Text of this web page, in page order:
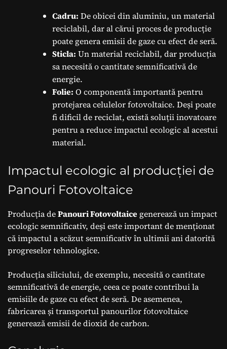
Cadru: De obicei din aluminiu, un material
reciclabil, dar al cărui proces de producție
poate genera emisii de gaze cu efect de seră.
Sticla: Un material reciclabil, dar producția
sa necesită o cantitate semnificativă de
energie.
Folie: O componentă importantă pentru
protejarea celulelor fotovoltaice. Deși poate
fi dificil de reciclat, există soluții inovatoare
pentru a reduce impactul ecologic al acestui
material.
Impactul ecologic al producției de
Panouri Fotovoltaice
Producția dePanouri Fotovoltaice generează un impact
ecologic semnificativ, deși este important de menționat
că impactul a scăzut semnificativ în ultimii ani datorită
progreselor tehnologice.
Producția siliciului, de exemplu, necesită o cantitate
semnificativă de energie, ceea ce poate contribui la
emisiile de gaze cu efect de seră. De asemenea,
fabricarea și transportul panourilor fotovoltaice
generează emisii de dioxid de carbon.